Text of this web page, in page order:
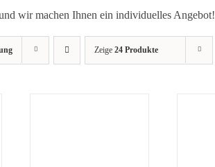
wir machen Ihnen ein individuelles Angebot!
Zeige24 Produkte